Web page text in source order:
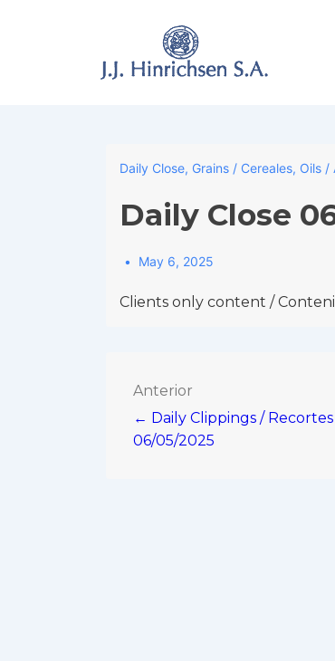
Daily Close, Grains / Cereales, Oils /
Daily Close
May 6, 2025
Clients only content /
Navegación
de
Anterior
← Daily Clippings /
06/05/2025